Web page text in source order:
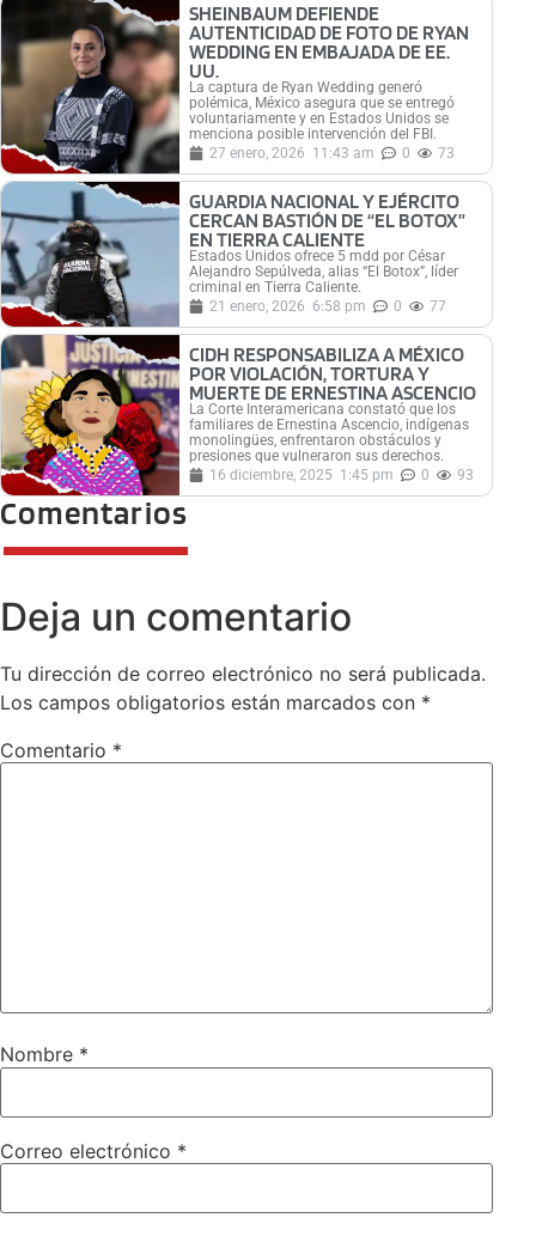
SHEINBAUM DEFIENDE
AUTENTICIDAD DE FOTO DE RYAN
WEDDING EN EMBAJADA DE EE.
UU.
La captura de Ryan Wedding generó
polémica, México asegura que se entregó
voluntariamente y en Estados Unidos se
menciona posible intervención del FBI.
27 enero, 2026 11:43 am 0 73
GUARDIA NACIONAL Y EJÉRCITO
CERCAN BASTIÓN DE “EL BOTOX”
EN TIERRA CALIENTE
Estados Unidos ofrece 5 mdd por César
Alejandro Sepúlveda, alias “El Botox”, líder
criminal en Tierra Caliente.
21 enero, 2026 6:58 pm 0 77
CIDH RESPONSABILIZA A MÉXICO
POR VIOLACIÓN, TORTURA Y
MUERTE DE ERNESTINA ASCENCIO
La Corte Interamericana constató que los
familiares de Ernestina Ascencio, indígenas
monolingües, enfrentaron obstáculos y
presiones que vulneraron sus derechos.
16 diciembre, 2025 1:45 pm 0 93
Comentarios
Deja un comentario
Tu dirección de correo electrónico no será publicada.
Los campos obligatorios están marcados con *
Comentario *
Nombre *
Correo electrónico *